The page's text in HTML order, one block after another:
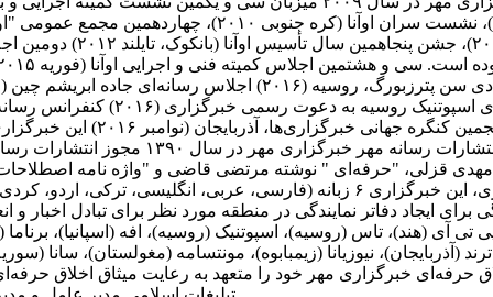
منتخب فعال‌ترین خبرگزاری این سازمان در
قزلی، "حرفه‌ای " نوشته مرتضی قاضی و "واژه نامه اصطلاحات
است. ارتباط با رسانه‌های جهان نظر به حضور بین‌المللی و اثرگذاری، این خبرگزاری
ایجاد دفاتر نمایندگی در منطقه مورد نظر برای تبادل اخبار
تی آی (هند)، تاس (روسیه)، اسپوتنیک (روسیه)، افه (اسپانیا)،
ترند (آذربایجان)، نیوزیانا (زیمبابوه)، مونتسامه (مغولستان)، سانا
خبرگزاری مهر خود را متعهد به رعایت میثاق اخلاق